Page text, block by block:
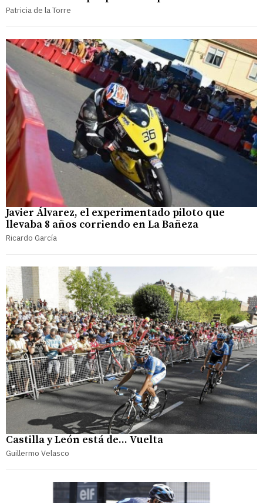
Patricia de la Torre
Javier Álvarez, el experimentado piloto que
llevaba 8 años corriendo en La Bañeza
Ricardo García
Castilla y León está de... Vuelta
Guillermo Velasco